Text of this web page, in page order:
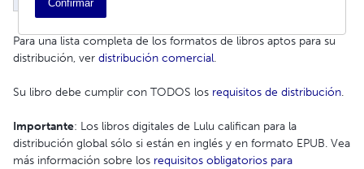
Para una lista completa de los formatos de libros aptos para su
distribución, ver distribución comercial.
Su libro debe cumplir con TODOS los requisitos de distribución.
Importante: Los libros digitales de Lulu califican para la
distribución global sólo si están en inglés y en formato EPUB. Vea
más información sobre los requisitos obligatorios para
Confirmar